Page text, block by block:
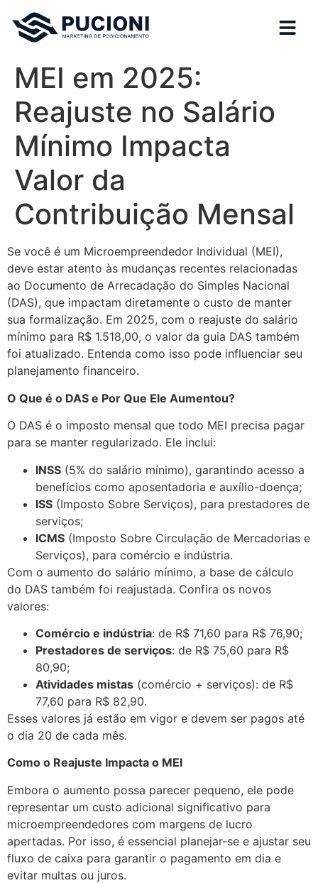
MEI em 2025:
Reajuste no Salário
Mínimo Impacta
Valor da
Contribuição Mensal
Se você é um Microempreendedor Individual (MEI),
deve estar atento às mudanças recentes relacionadas
ao Documento de Arrecadação do Simples Nacional
(DAS), que impactam diretamente o custo de manter
sua formalização. Em 2025, com o reajuste do salário
mínimo para R$ 1.518,00, o valor da guia DAS também
foi atualizado. Entenda como isso pode influenciar seu
planejamento financeiro.
O Que é o DAS e Por Que Ele Aumentou?
O DAS é o imposto mensal que todo MEI precisa pagar
para se manter regularizado. Ele inclui:
INSS (5% do salário mínimo), garantindo acesso a
benefícios como aposentadoria e auxílio-doença;
ISS (Imposto Sobre Serviços), para prestadores de
serviços;
ICMS (Imposto Sobre Circulação de Mercadorias e
Serviços), para comércio e indústria.
Com o aumento do salário mínimo, a base de cálculo
do DAS também foi reajustada. Confira os novos
valores:
Comércio e indústria: de R$ 71,60 para R$ 76,90;
Prestadores de serviços: de R$ 75,60 para R$
80,90;
Atividades mistas (comércio + serviços): de R$
77,60 para R$ 82,90.
Esses valores já estão em vigor e devem ser pagos até
o dia 20 de cada mês.
Como o Reajuste Impacta o MEI
Embora o aumento possa parecer pequeno, ele pode
representar um custo adicional significativo para
microempreendedores com margens de lucro
apertadas. Por isso, é essencial planejar-se e ajustar seu
fluxo de caixa para garantir o pagamento em dia e
evitar multas ou juros.